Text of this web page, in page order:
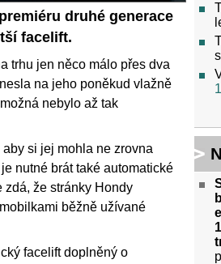
druhé generace
facelift.
trhu jen něco málo přes dva
na jeho poněkud vlažně
nebylo až tak
si jej mohla ne zrovna
nutné brát také automatické
zdá, že stránky Hondy
běžně užívané
facelift doplněný o